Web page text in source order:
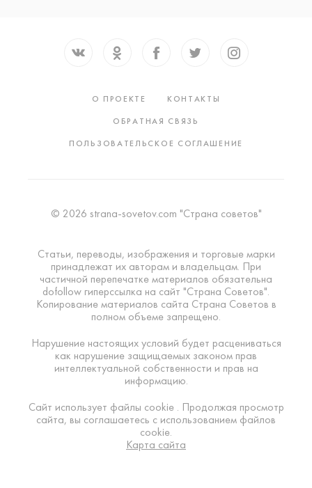
О ПРОЕКТЕ
КОНТАКТЫ
ОБРАТНАЯ СВЯЗЬ
ПОЛЬЗОВАТЕЛЬСКОЕ СОГЛАШЕНИЕ
© 2026 strana-sovetov.com "Страна советов"
Статьи, переводы, изображения и торговые марки
принадлежат их авторам и владельцам. При
частичной перепечатке материалов обязательна
dofollow гиперссылка на сайт "Страна Советов".
Копирование материалов сайта Страна Советов в
полном объеме запрещено.
Нарушение настоящих условий будет расцениваться
как нарушение защищаемых законом прав
интеллектуальной собственности и прав на
информацию.
Сайт использует файлы cookie . Продолжая просмотр
сайта, вы соглашаетесь с использованием файлов
cookie.
Карта сайта